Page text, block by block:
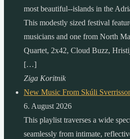
most beautiful--islands in the
This modestly sized festival
musicians and one from North
Quartet, 2x42, Cloud Buzz,
[…]
Ziga Koritnik
New Music From Skúli
6. August 2026
This playlist traverses a wide
seamlessly from intimate,